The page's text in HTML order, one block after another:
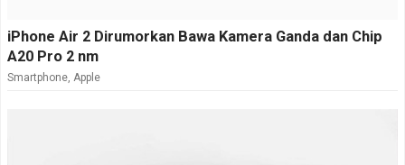
iPhone Air 2 Dirumorkan Bawa Kamera Ganda dan Chip
A20 Pro 2 nm
Smartphone, Apple